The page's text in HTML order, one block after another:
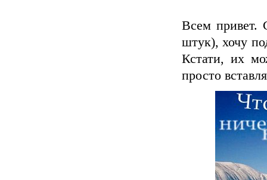
Всем привет.
штук), хочу
Кстати, их
просто